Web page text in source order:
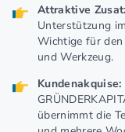
Attraktive
Unterstützung
Wichtige für
und Werkzeug.
Kundenakquise:
übernimmt die